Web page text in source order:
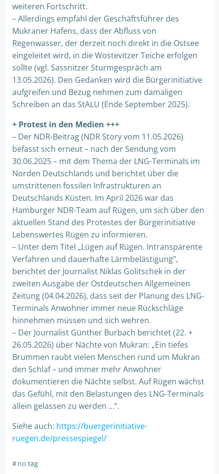
weiteren Fortschritt.
– Allerdings empfahl der Geschäftsführer des
Mukraner Hafens, dass der Abfluss von
Regenwasser, der derzeit noch direkt in die Ostsee
eingeleitet wird, in die Wostevitzer Teiche erfolgen
sollte (vgl. Sassnitzer Sturmgespräch am
13.05.2026). Den Gedanken wird die Bürgerinitiative
aufgreifen und Bezug nehmen zum damaligen
Schreiben an das StALU (Ende September 2025).
+ Protest in den Medien +++
– Der NDR-Beitrag (NDR Story vom 11.05.2026)
befasst sich erneut – nach der Sendung vom
30.06.2025 – mit dem Thema der LNG-Terminals im
Norden Deutschlands und berichtet über die
umstrittenen fossilen Infrastrukturen an
Deutschlands Küsten. Im April 2026 war das
Hamburger NDR-Team auf Rügen, um sich über den
aktuellen Stand des Protestes der Bürgerinitiative
Lebenswertes Rügen zu informieren.
– Unter dem Titel „Lügen auf Rügen. Intransparente
Verfahren und dauerhafte Lärmbelästigung“,
berichtet der Journalist Niklas Golitschek in der
zweiten Ausgabe der Ostdeutschen Allgemeinen
Zeitung (04.04.2026), dass seit der Planung des LNG-
Terminals Anwohner immer neue Rückschläge
hinnehmen müssen und sich wehren.
– Der Journalist Günther Burbach berichtet (22. +
26.05.2026) über Nächte von Mukran: „Ein tiefes
Brummen raubt vielen Menschen rund um Mukran
den Schlaf – und immer mehr Anwohner
dokumentieren die Nächte selbst. Auf Rügen wächst
das Gefühl, mit den Belastungen des LNG-Terminals
allein gelassen zu werden …“.
Siehe auch: https://buergerinitiative-
ruegen.de/pressespiegel/
#no tag